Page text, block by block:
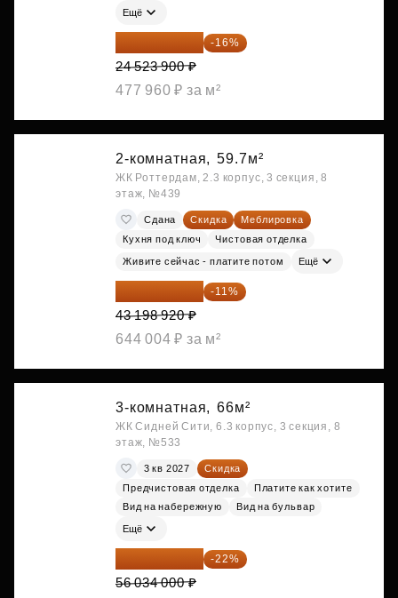
Ещё
20 600 076 ₽ -16%
24 523 900 ₽
477 960 ₽ за м²
2-комнатная, 59.7м²
ЖК Роттердам, 2.3 корпус, 3 секция, 8
этаж, №439
Сдана Скидка
Меблировка
Кухня под ключ
Чистовая отделка
Живите сейчас - платите потом Ещё
38 447 039 ₽ -11%
43 198 920 ₽
644 004 ₽ за м²
3-комнатная, 66м²
ЖК Сидней Сити, 6.3 корпус, 3 секция, 8
этаж, №533
3 кв 2027
Скидка
Предчистовая отделка
Платите как хотите
Вид на набережную
Вид на бульвар
Ещё
43 706 520 ₽ -22%
56 034 000 ₽